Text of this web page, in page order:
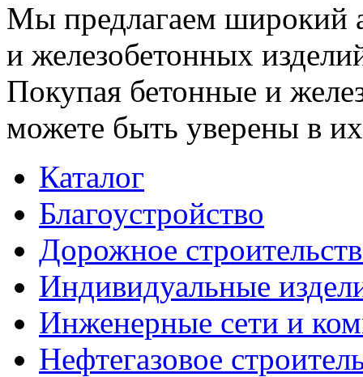
Мы предлагаем широкий
и железобетонных
Покупая бетонные и
можете быть уверены в их
Каталог
Благоустройство
Дорожное
Индивидуальные
Инженерные сети и
Нефтегазовое